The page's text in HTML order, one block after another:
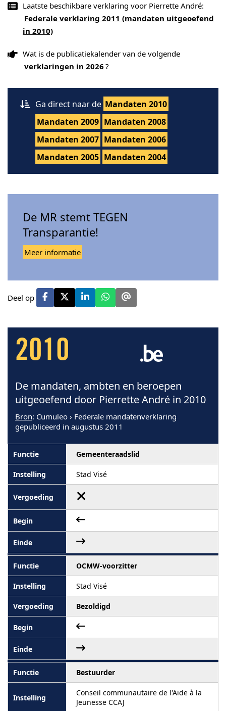
Laatste beschikbare verklaring voor Pierrette André:
Federale verklaring 2011 (mandaten uitgeoefend
in 2010)
Wat is de publicatiekalender van de volgende
verklaringen in 2026 ?
Ga direct naar de Mandaten 2010
Mandaten 2009 Mandaten 2008
Mandaten 2007 Mandaten 2006
Mandaten 2005 Mandaten 2004
De MR stemt TEGEN
Transparantie!
Meer informatie
Deel op
2010
De mandaten, ambten en beroepen
uitgeoefend door Pierrette André in 2010
Bron: Cumuleo › Federale mandatenverklaring
gepubliceerd in augustus 2011
Gemeenteraadslid
Stad Visé
OCMW-voorzitter
Stad Visé
Bezoldigd
Bestuurder
Conseil communautaire de l'Aide à la
Jeunesse CCAJ